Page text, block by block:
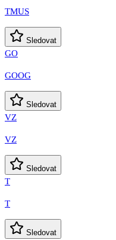
TMUS
Sledovat
GO
GOOG
Sledovat
VZ
VZ
Sledovat
T
T
Sledovat